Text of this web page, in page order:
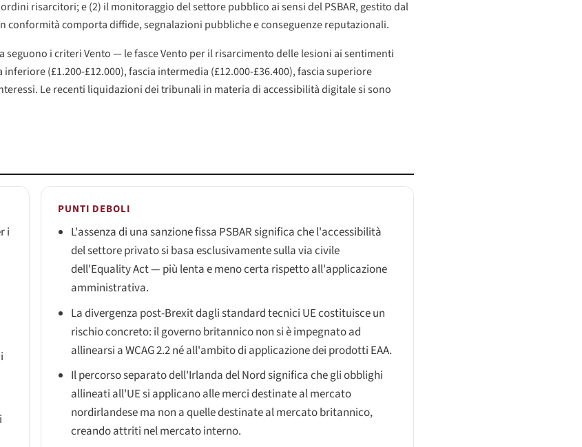
risarcitori; e (2) il monitoraggio del settore pubblico ai sensi del PSBAR, gestito dal
comporta diffide, segnalazioni pubbliche e conseguenze reputazionali.
i criteri Vento — le fasce Vento per il risarcimento delle lesioni ai sentimenti
(£1.200-£12.000), fascia intermedia (£12.000-£36.400), fascia superiore
Le recenti liquidazioni dei tribunali in materia di accessibilità digitale si sono
i
PUNTI DEBOLI
L'assenza di una sanzione fissa PSBAR significa che l'accessibilità
del settore privato si basa esclusivamente sulla via civile
dell'Equality Act — più lenta e meno certa rispetto all'applicazione
amministrativa.
La divergenza post-Brexit dagli standard tecnici UE costituisce un
rischio concreto: il governo britannico non si è impegnato ad
allinearsi a WCAG 2.2 né all'ambito di applicazione dei prodotti EAA.
Il percorso separato dell'Irlanda del Nord significa che gli obblighi
allineati all'UE si applicano alle merci destinate al mercato
nordirlandese ma non a quelle destinate al mercato britannico,
creando attriti nel mercato interno.